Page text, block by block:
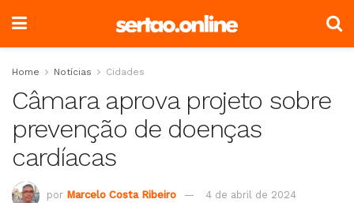
Home Notícias Cidades
Câmara aprova projeto sobre
prevenção de doenças
cardíacas
por Marcelo Costa Ribeiro 4 de abril de 2024